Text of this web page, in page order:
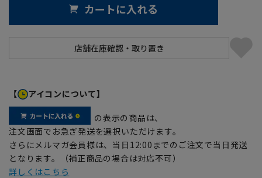
カートに入れる
【 アイコンについて】
の表示の商品は、
注文画面でお急ぎ発送を選択いただけます。
さらにメルマガ会員様は、当日12:00までのご注文で当日発送
となります。（補正商品の場合は対応不可）
詳しくはこちら